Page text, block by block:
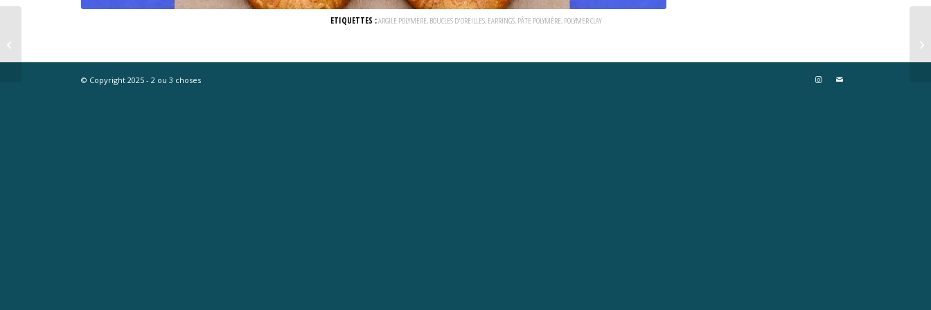
ETIQUETTES :ARGILE POLYMÈRE,BOUCLES D'OREILLES,EARRINGS,PÂTE POLYMÈRE,POLYMER CLAY
© Copyright 2025 - 2 ou 3 choses